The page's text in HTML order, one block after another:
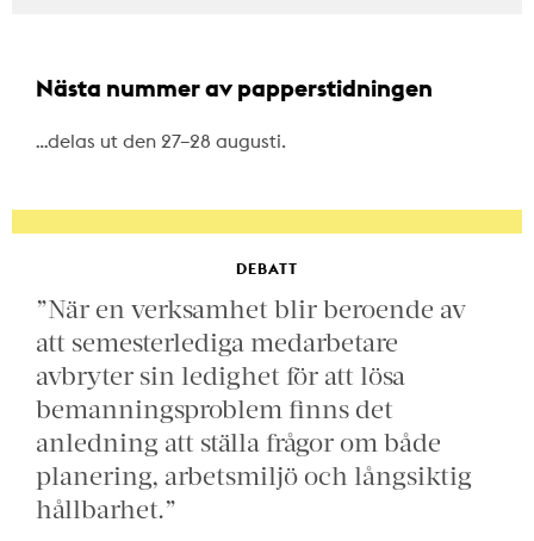
Nästa nummer av papperstidningen
…delas ut den 27–28 augusti.
DEBATT
”När en verksamhet blir beroende av
att semesterlediga medarbetare
avbryter sin ledighet för att lösa
bemanningsproblem finns det
anledning att ställa frågor om både
planering, arbetsmiljö och långsiktig
hållbarhet.”